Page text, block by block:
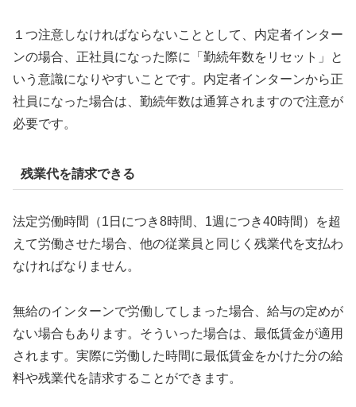
１つ注意しなければならないこととして、内定者インター
ンの場合、正社員になった際に「勤続年数をリセット」と
いう意識になりやすいことです。内定者インターンから正
社員になった場合は、勤続年数は通算されますので注意が
必要です。
残業代を請求できる
法定労働時間（1日につき8時間、1週につき40時間）を超
えて労働させた場合、他の従業員と同じく残業代を支払わ
なければなりません。
無給のインターンで労働してしまった場合、給与の定めが
ない場合もあります。そういった場合は、最低賃金が適用
されます。実際に労働した時間に最低賃金をかけた分の給
料や残業代を請求することができます。